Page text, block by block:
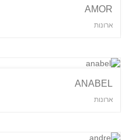
AMOR
ארונות
ANABEL
ארונות